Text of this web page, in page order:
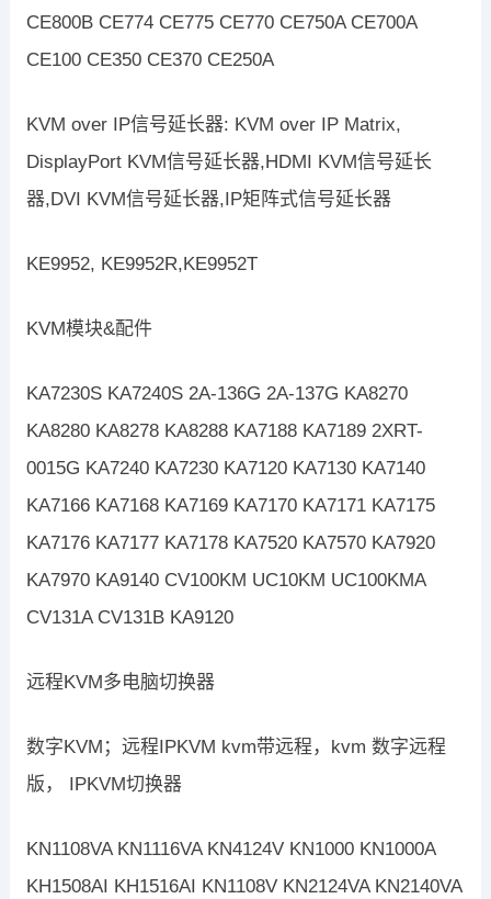
CE800B CE774 CE775 CE770 CE750A CE700A
CE100 CE350 CE370 CE250A
KVM over IP信号延长器: KVM over IP Matrix,
DisplayPort KVM信号延长器,HDMI KVM信号延长
器,DVI KVM信号延长器,IP矩阵式信号延长器
KE9952, KE9952R,KE9952T
KVM模块&配件
KA7230S KA7240S 2A-136G 2A-137G KA8270
KA8280 KA8278 KA8288 KA7188 KA7189 2XRT-
0015G KA7240 KA7230 KA7120 KA7130 KA7140
KA7166 KA7168 KA7169 KA7170 KA7171 KA7175
KA7176 KA7177 KA7178 KA7520 KA7570 KA7920
KA7970 KA9140 CV100KM UC10KM UC100KMA
CV131A CV131B KA9120
远程KVM多电脑切换器
数字KVM；远程IPKVM kvm带远程，kvm 数字远程
版， IPKVM切换器
KN1108VA KN1116VA KN4124V KN1000 KN1000A
KH1508AI KH1516AI KN1108V KN2124VA KN2140VA